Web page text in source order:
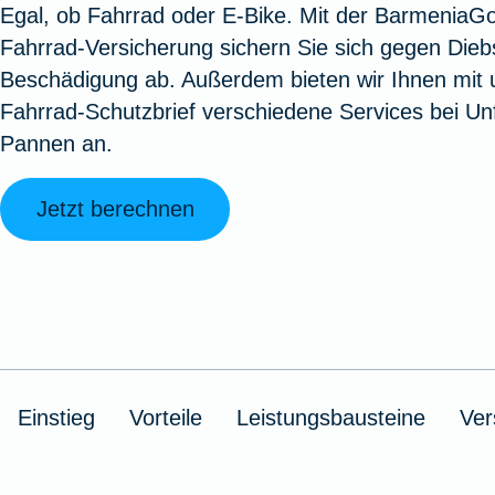
Oldtimerversicherung
Fahrradversicherung
Rundum-
Jagd-
Augenzusatzversicherung
Pflegemonatsgeld
Zur
Vermögensschadenversicherung
Zur Produktübersicht
Zur Serviceübersicht
Egal, ob Fahrrad oder E-Bike. Mit der
Fahrrad-Versicherung sichern Sie sich gegen
Beschädigung ab. Außerdem bieten wir Ihnen mit
Fahrrad-Schutzbrief verschiedene Services bei
Pannen an.
Jetzt berechnen
Einstieg Vorteile Leistungsbausteine